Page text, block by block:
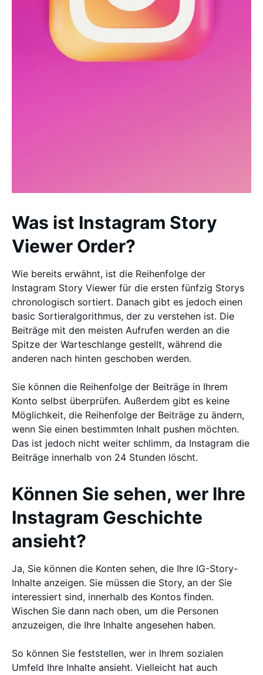
Was ist Instagram Story
Viewer Order?
Wie bereits erwähnt, ist die Reihenfolge der
Instagram Story Viewer für die ersten fünfzig Storys
chronologisch sortiert. Danach gibt es jedoch einen
basic Sortieralgorithmus, der zu verstehen ist. Die
Beiträge mit den meisten Aufrufen werden an die
Spitze der Warteschlange gestellt, während die
anderen nach hinten geschoben werden.
Sie können die Reihenfolge der Beiträge in Ihrem
Konto selbst überprüfen. Außerdem gibt es keine
Möglichkeit, die Reihenfolge der Beiträge zu ändern,
wenn Sie einen bestimmten Inhalt pushen möchten.
Das ist jedoch nicht weiter schlimm, da Instagram die
Beiträge innerhalb von 24 Stunden löscht.
Können Sie sehen, wer Ihre
Instagram Geschichte
ansieht?
Ja, Sie können die Konten sehen, die Ihre IG-Story-
Inhalte anzeigen. Sie müssen die Story, an der Sie
interessiert sind, innerhalb des Kontos finden.
Wischen Sie dann nach oben, um die Personen
anzuzeigen, die Ihre Inhalte angesehen haben.
So können Sie feststellen, wer in Ihrem sozialen
Umfeld Ihre Inhalte ansieht. Vielleicht hat auch